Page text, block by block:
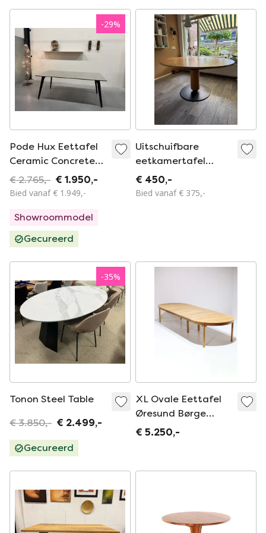
-29%
Pode Hux Eettafel
Ceramic Concrete
200x100
€ 2.765,- € 1.950,-
Bied vanaf € 1.949,-
Showroommodel
Gecureerd
Uitschuifbare
eetkamertafel
Caldera Leolux 125 x
150 (210)
€ 450,-
Bied vanaf € 375,-
-35%
Tonon Steel Table
€ 3.850,- € 2.499,-
Gecureerd
XL Ovale Eettafel
Øresund Børge
Mogensen
€ 5.250,-